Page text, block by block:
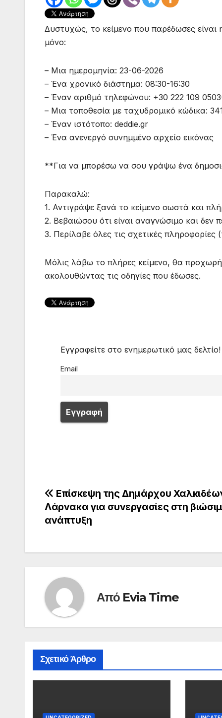
Δυστυχώς, το κείμενο που παρέδωσες είναι
μόνο:
– Μια ημερομηνία: 23-06-2026
– Ένα χρονικό διάστημα: 08:30-16:30
– Έναν αριθμό τηλεφώνου: +30 222 109
– Μια τοποθεσία με ταχυδρομικό κώδικα:
– Έναν ιστότοπο: deddie.gr
– Ένα ανενεργό συνημμένο αρχείο εικόνας
**Για να μπορέσω να σου γράψω ένα
Παρακαλώ:
1. Αντιγράψε ξανά το κείμενο σωστά και
2. Βεβαιώσου ότι είναι αναγνώσιμο και δεν
3. Περίλαβε όλες τις σχετικές
Μόλις λάβω το πλήρες κείμενο, θα
ακολουθώντας τις οδηγίες που έδωσες.
Εγγραφείτε στο ενημερωτικό μας δελτίο!
Email
Πλοήγηση
άρθρων
Επίσκεψη της Δημάρχου
Λάρνακα για συνεργασίες στη
ανάπτυξη
Από Evia Time
Σχετικό Άρθρο